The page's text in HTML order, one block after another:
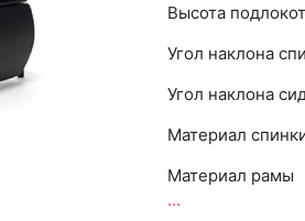
Высота
Угол наклона
Угол наклона
Материал
Материал рамы
...